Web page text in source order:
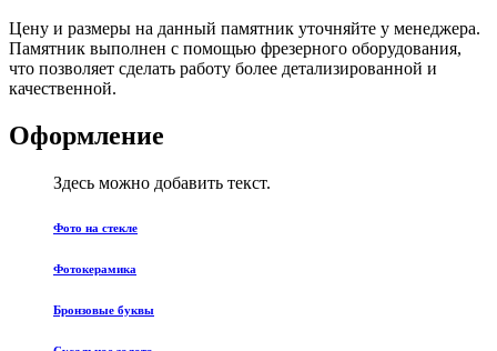
Цену и размеры на данный памятник уточняйте у менеджера.
Памятник выполнен с помощью фрезерного оборудования,
что позволяет сделать работу более детализированной и
качественной.
Оформление
Здесь можно добавить текст.
Фото на стекле
Фотокерамика
Бронзовые буквы